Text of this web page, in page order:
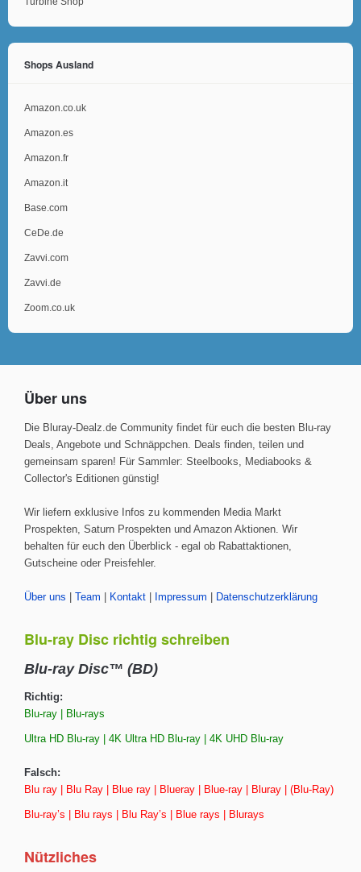
Shops Ausland
Amazon.co.uk
Amazon.es
Amazon.fr
Amazon.it
Base.com
CeDe.de
Zavvi.com
Zavvi.de
Zoom.co.uk
Über uns
Die Bluray-Dealz.de Community findet für euch die besten Blu-ray
Deals, Angebote und Schnäppchen. Deals finden, teilen und
gemeinsam sparen! Für Sammler: Steelbooks, Mediabooks &
Collector's Editionen günstig!
Wir liefern exklusive Infos zu kommenden Media Markt
Prospekten, Saturn Prospekten und Amazon Aktionen. Wir
behalten für euch den Überblick - egal ob Rabattaktionen,
Gutscheine oder Preisfehler.
Über uns Team Kontakt Impressum Datenschutzerklärung
Blu-ray Disc richtig schreiben
Blu-ray Disc™ (BD)
Richtig:
Blu-ray | Blu-rays
Ultra HD Blu-ray | 4K Ultra HD Blu-ray | 4K UHD Blu-ray
Falsch:
Blu ray | Blu Ray | Blue ray | Blueray | Blue-ray | Bluray | (Blu-Ray)
Blu-ray’s | Blu rays | Blu Ray’s | Blue rays | Blurays
Nützliches